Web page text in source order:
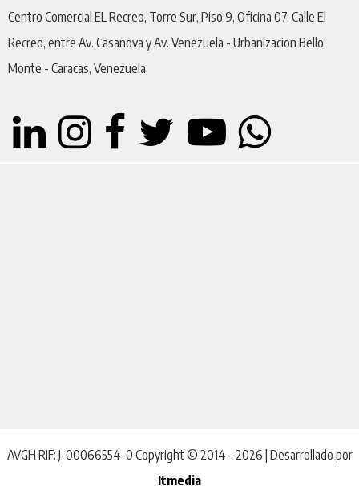
Centro Comercial EL Recreo, Torre Sur, Piso 9, Oficina 07, Calle El
Recreo, entre Av. Casanova y Av. Venezuela - Urbanizacion Bello
Monte - Caracas, Venezuela.
AVGH RIF: J-00066554-0 Copyright © 2014 - 2026 | Desarrollado por
Itmedia